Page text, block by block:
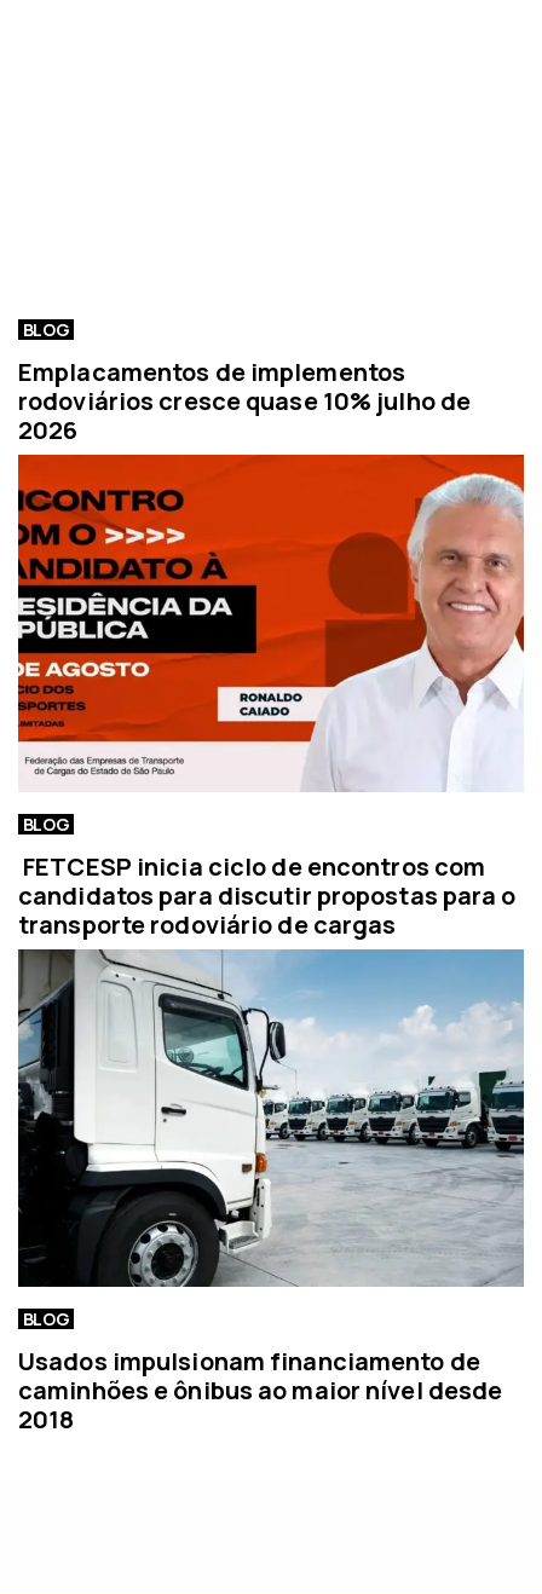
BLOG
Emplacamentos de implementos
rodoviários cresce quase 10% julho de
2026
BLOG
FETCESP inicia ciclo de encontros com
candidatos para discutir propostas para o
transporte rodoviário de cargas
BLOG
Usados impulsionam financiamento de
caminhões e ônibus ao maior nível desde
2018